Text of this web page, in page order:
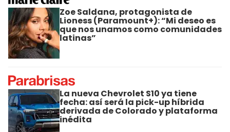
Zoe Saldana, protagonista de
Lioness (Paramount+): “Mi deseo es
que nos unamos como comunidades
latinas”
La nueva Chevrolet S10 ya tiene
fecha: así será la pick-up híbrida
derivada de Colorado y plataforma
inédita